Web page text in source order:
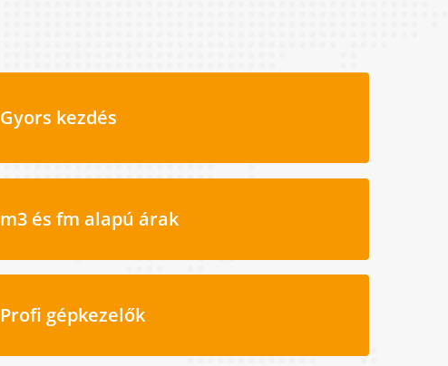
Gyors kezdés
m3 és fm alapú árak
Profi gépkezelők